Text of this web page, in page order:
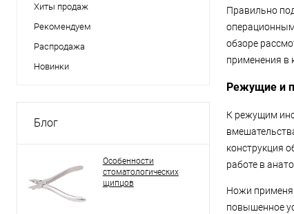
Хиты продаж
Рекомендуем
Распродажа
Новинки
Блог
Особенности
стоматологических
щипцов
Правильно
обзоре
применения в
Режущие и
К режущим
конструкция
работе в
Ножи
повышенное